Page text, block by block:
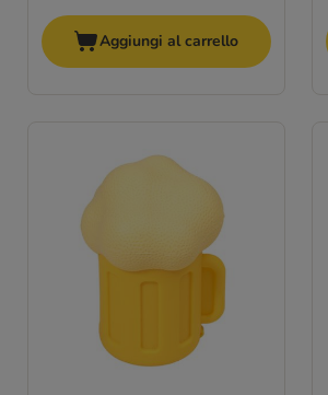
Aggiungi al carrello